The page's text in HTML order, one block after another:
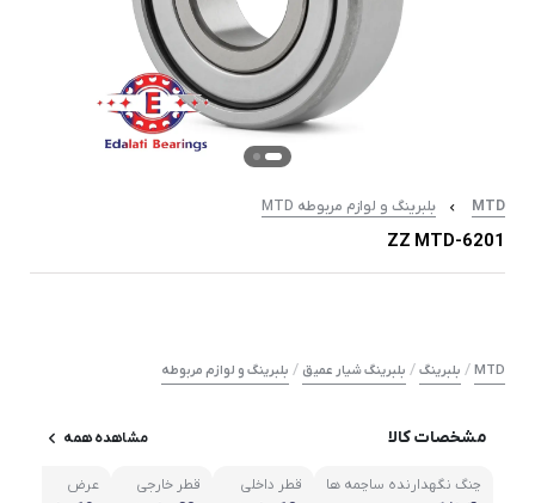
MTD بلبرینگ و لوازم مربوطه MTD
6201-ZZ MTD
MTD
/ بلبرینگ / بلبرینگ شیار عمیق / بلبرینگ و لوازم مربوطه
مشخصات کالا مشاهده همه
چنگ نگهدارنده ساچمه ها
قطر داخلی
قطر خارجی
عرض